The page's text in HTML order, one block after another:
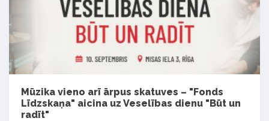
Mūzika vieno arī ārpus skatuves – "Fonds
Līdzskaņa" aicina uz Veselības dienu "Būt un
radīt"